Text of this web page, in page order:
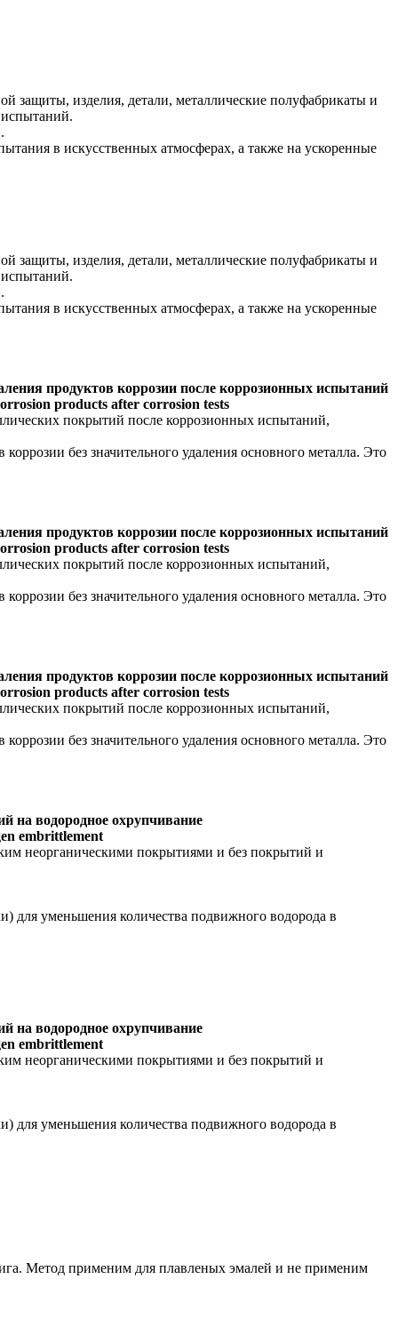
защиты, изделия, детали, металлические полуфабрикаты и
в искусственных атмосферах, а также на ускоренные
защиты, изделия, детали, металлические полуфабрикаты и
в искусственных атмосферах, а также на ускоренные
продуктов коррозии после коррозионных испытаний
products after corrosion tests
покрытий после коррозионных испытаний,
без значительного удаления основного металла. Это
продуктов коррозии после коррозионных испытаний
products after corrosion tests
покрытий после коррозионных испытаний,
без значительного удаления основного металла. Это
продуктов коррозии после коррозионных испытаний
products after corrosion tests
покрытий после коррозионных испытаний,
без значительного удаления основного металла. Это
на водородное охрупчивание
embrittlement
неорганическими покрытиями и без покрытий и
для уменьшения количества подвижного водорода в
на водородное охрупчивание
embrittlement
неорганическими покрытиями и без покрытий и
для уменьшения количества подвижного водорода в
Метод применим для плавленых эмалей и не применим